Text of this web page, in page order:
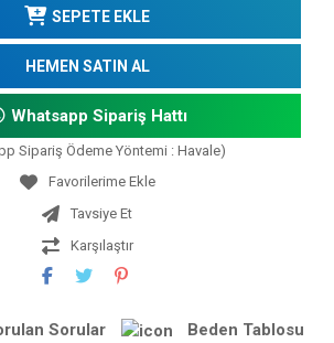
SEPETE EKLE
HEMEN SATIN AL
Whatsapp Sipariş Hattı
Sipariş Ödeme Yöntemi : Havale)
Tavsiye Et
Karşılaştır
Sorular Beden Tablosu